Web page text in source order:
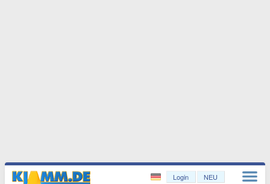
Login NEU